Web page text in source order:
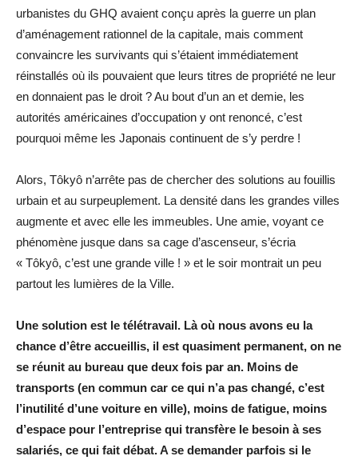
urbanistes du GHQ avaient conçu après la guerre un plan
d’aménagement rationnel de la capitale, mais comment
convaincre les survivants qui s’étaient immédiatement
réinstallés où ils pouvaient que leurs titres de propriété ne leur
en donnaient pas le droit ? Au bout d’un an et demie, les
autorités américaines d’occupation y ont renoncé, c’est
pourquoi même les Japonais continuent de s’y perdre !
Alors, Tôkyô n’arrête pas de chercher des solutions au fouillis
urbain et au surpeuplement. La densité dans les grandes villes
augmente et avec elle les immeubles. Une amie, voyant ce
phénomène jusque dans sa cage d’ascenseur, s’écria
« Tôkyô, c’est une grande ville ! » et le soir montrait un peu
partout les lumières de la Ville.
Une solution est le télétravail. Là où nous avons eu la
chance d’être accueillis, il est quasiment permanent, on ne
se réunit au bureau que deux fois par an. Moins de
transports (en commun car ce qui n’a pas changé, c’est
l’inutilité d’une voiture en ville), moins de fatigue, moins
d’espace pour l’entreprise qui transfère le besoin à ses
salariés, ce qui fait débat. A se demander parfois si le